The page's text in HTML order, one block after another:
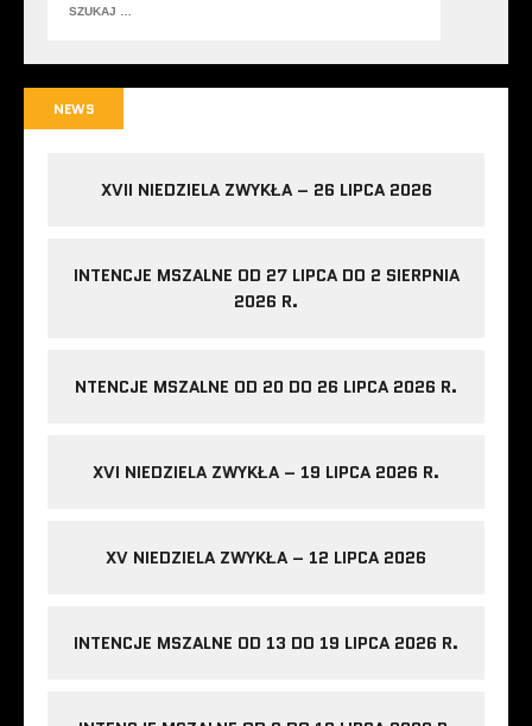
NEWS
XVII NIEDZIELA ZWYKŁA – 26 LIPCA 2026
INTENCJE MSZALNE OD 27 LIPCA DO 2 SIERPNIA
2026 R.
NTENCJE MSZALNE OD 20 DO 26 LIPCA 2026 R.
XVI NIEDZIELA ZWYKŁA – 19 LIPCA 2026 R.
XV NIEDZIELA ZWYKŁA – 12 LIPCA 2026
INTENCJE MSZALNE OD 13 DO 19 LIPCA 2026 R.